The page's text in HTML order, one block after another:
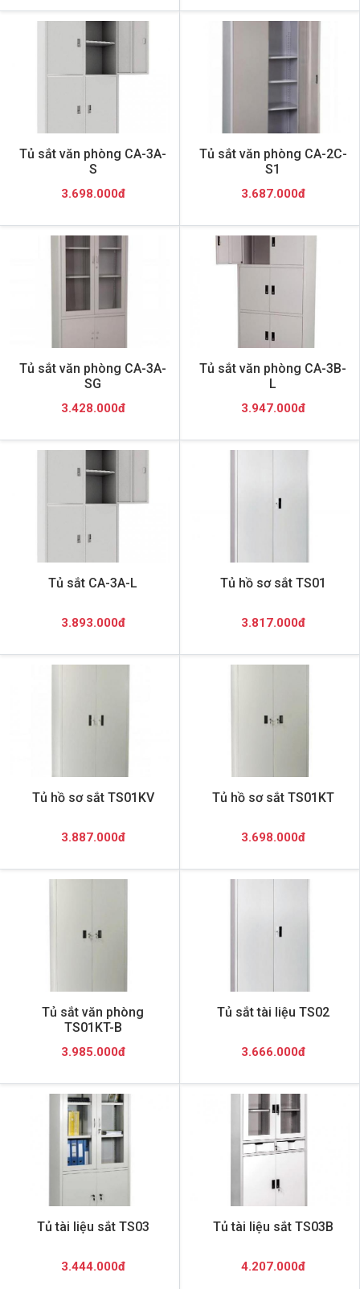
Tủ sắt văn phòng CA-3A-
S
3.698.000đ
Tủ sắt văn phòng CA-2C-
S1
3.687.000đ
Tủ sắt văn phòng CA-3A-
SG
3.428.000đ
Tủ sắt văn phòng CA-3B-
L
3.947.000đ
Tủ sắt CA-3A-L
3.893.000đ
Tủ hồ sơ sắt TS01
3.817.000đ
Tủ hồ sơ sắt TS01KV
3.887.000đ
Tủ hồ sơ sắt TS01KT
3.698.000đ
Tủ sắt văn phòng
TS01KT-B
3.985.000đ
Tủ sắt tài liệu TS02
3.666.000đ
Tủ tài liệu sắt TS03
3.444.000đ
Tủ tài liệu sắt TS03B
4.207.000đ